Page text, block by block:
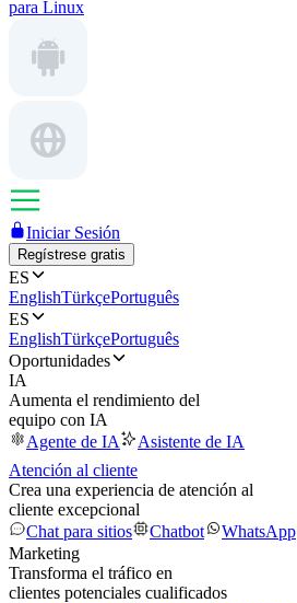
para Linux
Iniciar Sesión
Regístrese gratis
ES
EnglishTürkçePortuguês
ES
EnglishTürkçePortuguês
Oportunidades
IA
Aumenta el rendimiento del
equipo con IA
Agente de IA
Asistente de IA
Atención al cliente
Crea una experiencia de atención al
cliente excepcional
Chat para sitios
Chatbot WhatsApp
Marketing
Transforma el tráfico en
clientes potenciales cualificados